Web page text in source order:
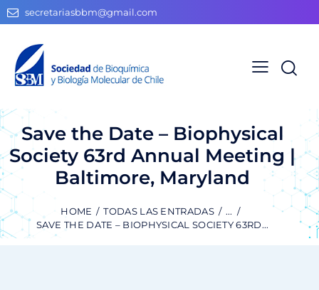
secretariasbbm@gmail.com
Save the Date – Biophysical
Society 63rd Annual Meeting |
Baltimore, Maryland
HOME TODAS LAS ENTRADAS
...
SAVE THE DATE – BIOPHYSICAL SOCIETY 63RD...